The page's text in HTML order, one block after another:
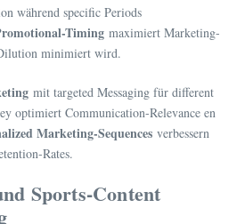
während specific Periods
Timing maximiert Marketing-
minimiert wird.
mit targeted Messaging für different
optimiert Communication-Relevance en
Marketing-Sequences verbessern
Rates.
Sports-Content